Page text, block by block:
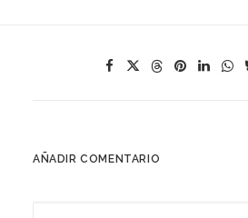
AÑADIR COMENTARIO